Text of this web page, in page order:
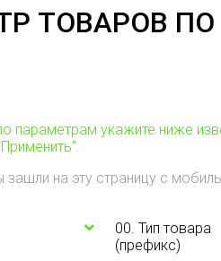
ТОВАРОВ
параметрам укажите ниже
зашли на эту страницу с
00. Тип товара
(префикс)